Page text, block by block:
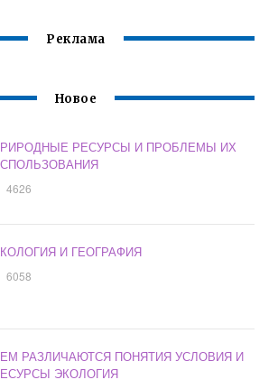
Реклама
Новое
РЕСУРСЫ И ПРОБЛЕМЫ ИХ
4626
И ГЕОГРАФИЯ
6058
РАЗЛИЧАЮТСЯ ПОНЯТИЯ УСЛОВИЯ И
ЭКОЛОГИЯ